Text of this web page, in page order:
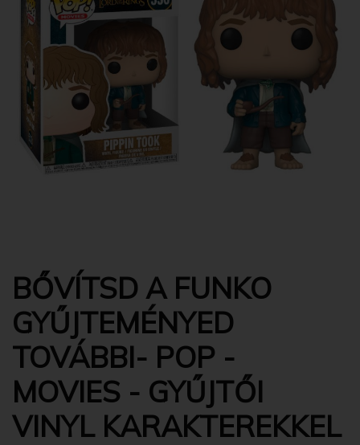
BŐVÍTSD A FUNKO
GYŰJTEMÉNYED
TOVÁBBI- POP -
MOVIES - GYŰJTŐI
VINYL KARAKTEREKKEL